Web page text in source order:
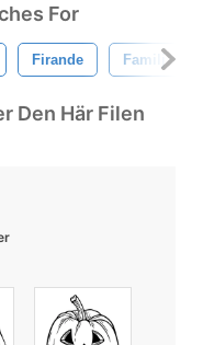
For
Firande Familj
Den Här Filen